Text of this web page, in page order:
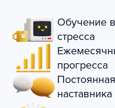
Обучение
стресса
прогресса
наставника